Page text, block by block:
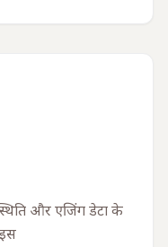
और एजिंग डेटा के